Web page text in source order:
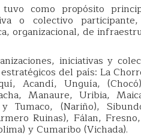
como propósito
o colectivo
organizacional, de
iniciativas y
del país: La
Acandí, Unguía,
Manaure, Uribia,
Tumaco, (Nariño),
Ruinas), Fálan,
y Cumaribo (Vichada).